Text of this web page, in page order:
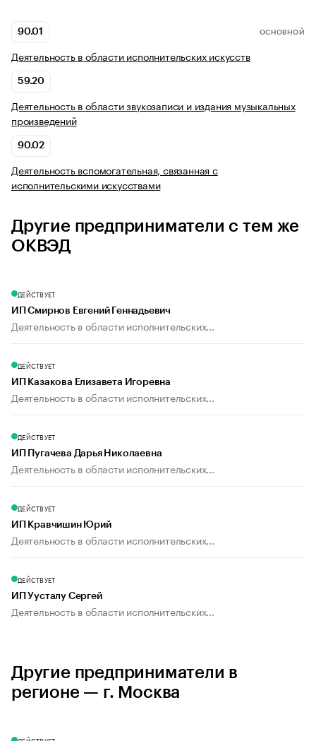
90.01 ОСНОВНОЙ
Деятельность в области исполнительских искусств
59.20
Деятельность в области звукозаписи и издания музыкальных
произведений
90.02
Деятельность вспомогательная, связанная с
исполнительскими искусствами
Другие предприниматели с тем же
ОКВЭД
ДЕЙСТВУЕТ
ИП Смирнов Евгений Геннадьевич
Деятельность в области исполнительских...
ДЕЙСТВУЕТ
ИП Казакова Елизавета Игоревна
Деятельность в области исполнительских...
ДЕЙСТВУЕТ
ИП Пугачева Дарья Николаевна
Деятельность в области исполнительских...
ДЕЙСТВУЕТ
ИП Кравчишин Юрий
Деятельность в области исполнительских...
ДЕЙСТВУЕТ
ИП Уусталу Сергей
Деятельность в области исполнительских...
Другие предприниматели в
регионе — г. Москва